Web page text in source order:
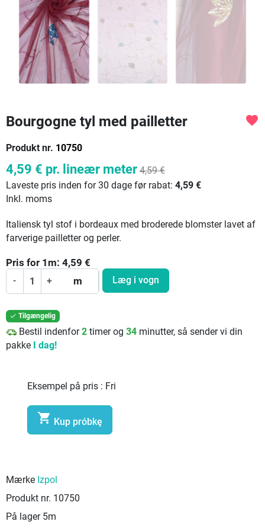
Bourgogne tyl med pailletter
Produkt nr. 10750
favorite
4,59 € pr. lineær meter 4,59 €
Laveste pris inden for 30 dage før rabat: 4,59 €
Inkl. moms
Italiensk tyl stof i bordeaux med broderede blomster lavet af
farverige pailletter og perler.
Pris for 1 m: 4,59 €
- + m Læg i vogn
 Tilgængelig
Bestil indenfor2 timer og 34 minutter, så sender vi din
pakke
I dag!
Eksempel på pris : Fri
 Kup próbkę
Mærke Izpol
Produkt nr. 10750
På lager 5m